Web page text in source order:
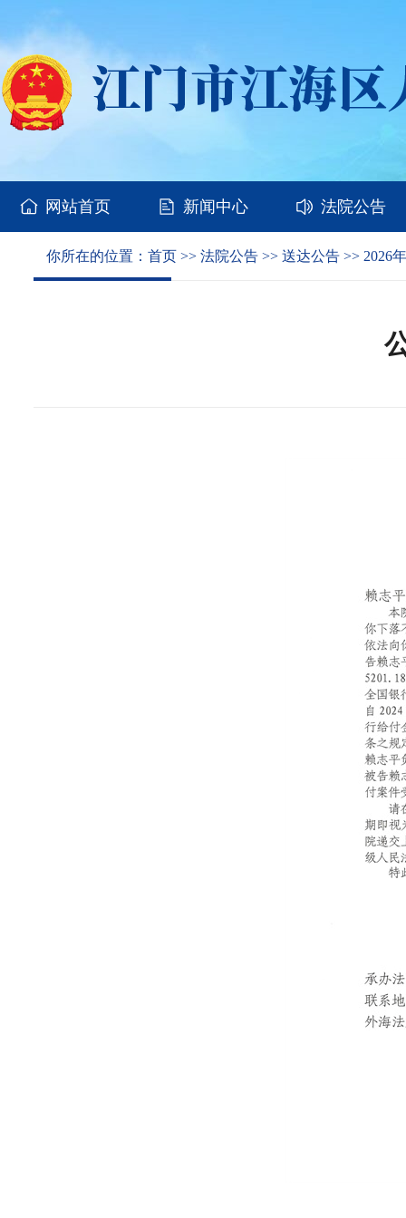
网站首页 新闻中心 法院公告
你所在的位置： 首页 >> 法院公告 >> 送达公告 >> 2026年